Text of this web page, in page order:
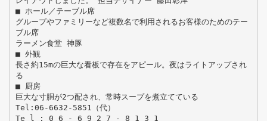
■ ホール／テーブル席
グループやファミリーなど複数名で利用されるお客様のためのテー
ブル席
ラーメン食堂 神豚
■ 外観
長さ約15mの巨大な看板で存在をアピール。夜はライトアップされ
る
■ 厨房
巨大な寸胴が2つ配され、常時スープを煮立てている
Tel:06-6632-5851（代）
Te l : 0 6 - 6 9 2 7 - 8 1 3 1